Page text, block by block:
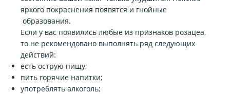
яркого покраснения появятся и гнойные
образования.
Если у вас появились любые из признаков розацеа,
то не рекомендовано выполнять ряд следующих
действий:
есть острую пищу;
пить горячие напитки;
употреблять алкоголь;